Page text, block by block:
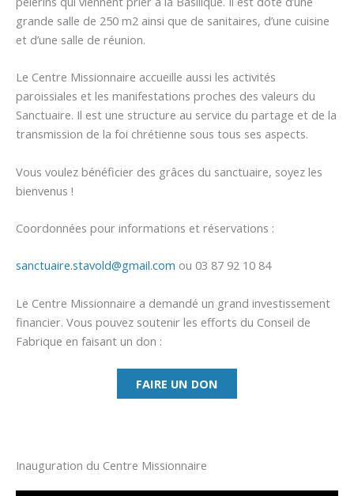
grande salle de 250 m2 ainsi que de sanitaires, d’une cuisine
et d’une salle de réunion.
Le Centre Missionnaire accueille aussi les activités
paroissiales et les manifestations proches des valeurs du
Sanctuaire. Il est une structure au service du partage et de la
transmission de la foi chrétienne sous tous ses aspects.
Vous voulez bénéficier des grâces du sanctuaire, soyez les
bienvenus !
Coordonnées pour informations et réservations :
sanctuaire.stavold@gmail.com ou 03 87 92 10 84
Le Centre Missionnaire a demandé un grand investissement
financier. Vous pouvez soutenir les efforts du Conseil de
Fabrique en faisant un don :
FAIRE UN DON
Inauguration du Centre Missionnaire